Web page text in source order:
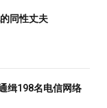
同性丈夫
缉198名电信网络